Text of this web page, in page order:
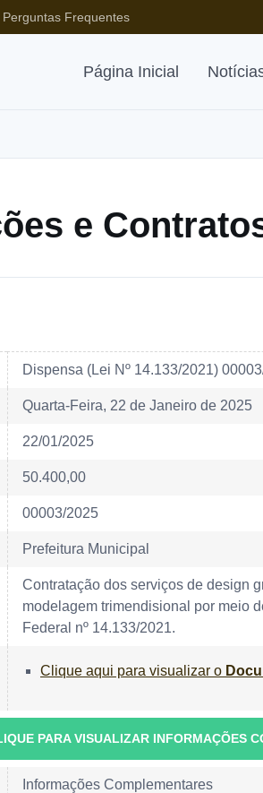
Perguntas Frequentes
Página Inicial
e
Dispensa (Lei Nº 14.133/2021)
Quarta-Feira, 22 de Janeiro de 2025
22/01/2025
50.400,00
00003/2025
Prefeitura Municipal
Contratação dos serviços de design
modelagem trimendisional por meio
Federal nº 14.133/2021.
Clique aqui para visualizar o
PARA VISUALIZAR INFORMAÇÕES
Informações Complementares